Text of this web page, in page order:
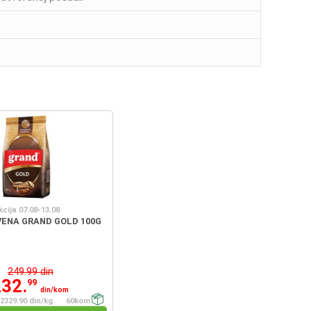
07.08-13.08
GRAND GOLD 100G
249.99 din
99
din/kom
2329.90 din/kg
60kom